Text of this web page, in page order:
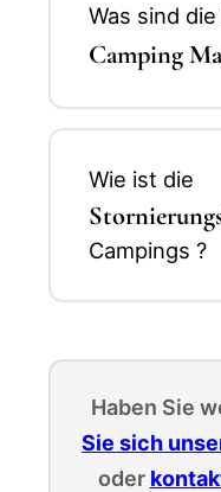
Was sind die
Camping
Wie ist die
Campings ?
Haben Sie
Sie sich
oder